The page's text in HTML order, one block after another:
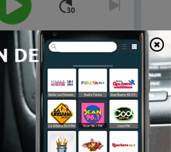
00:00